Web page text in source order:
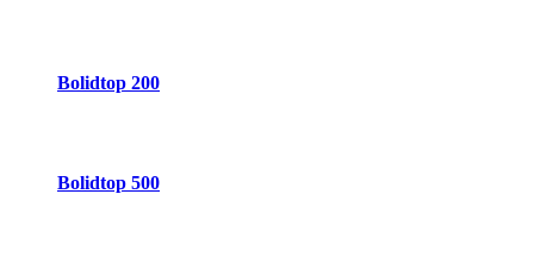
Bolidtop 200
Bolidtop 500